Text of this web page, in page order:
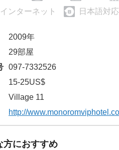
ンターネット
日本語対応
2009年
29部屋
097-7332526
15-25US$
Village 11
http://
方におすすめ